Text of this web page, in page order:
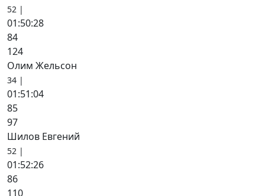
52 |
01:50:28
84
124
Олим Жельсон
34 |
01:51:04
85
97
Шилов Евгений
52 |
01:52:26
86
110